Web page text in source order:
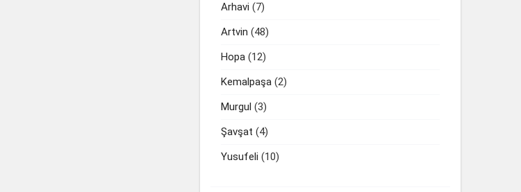
Arhavi (7)
Artvin (48)
Hopa (12)
Kemalpaşa (2)
Murgul (3)
Şavşat (4)
Yusufeli (10)